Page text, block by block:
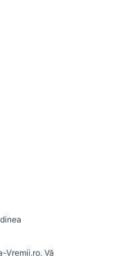
Vremii.ro. Vă